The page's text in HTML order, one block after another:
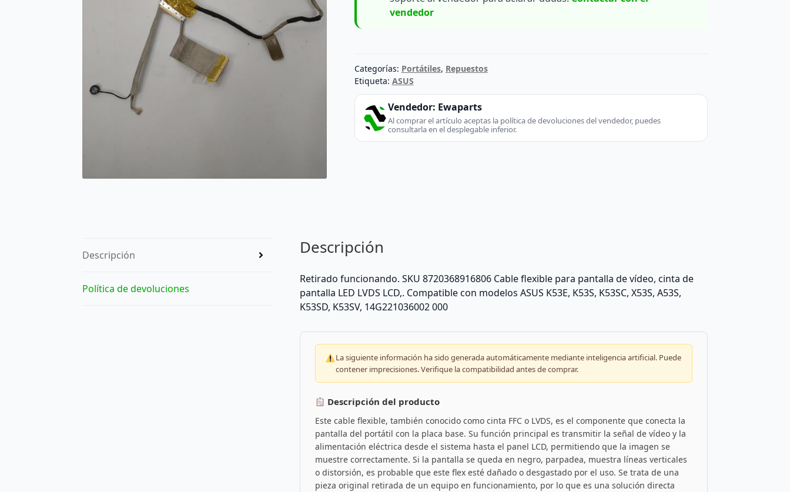
vendedor
Categorías: Portátiles, Repuestos
Etiqueta: ASUS
Vendedor: Ewaparts
Al comprar el artículo aceptas la política de devoluciones del vendedor, puedes
consultarla en el desplegable inferior.
Descripción
Política de devoluciones
Descripción
Retirado funcionando. SKU 8720368916806 Cable flexible para pantalla de vídeo, cinta de
pantalla LED LVDS LCD,. Compatible con modelos ASUS K53E, K53S, K53SC, X53S, A53S,
K53SD, K53SV, 14G221036002 000
La siguiente información ha sido generada automáticamente mediante inteligencia artificial. Puede
contener imprecisiones. Verifique la compatibilidad antes de comprar.
Descripción del producto
Este cable flexible, también conocido como cinta FFC o LVDS, es el componente que conecta la
pantalla del portátil con la placa base. Su función principal es transmitir la señal de vídeo y la
alimentación eléctrica desde el sistema hasta el panel LCD, permitiendo que la imagen se
muestre correctamente. Si la pantalla se queda en negro, parpadea, muestra líneas verticales
o distorsión, es probable que este flex esté dañado o desgastado por el uso. Se trata de una
pieza original retirada de un equipo en funcionamiento, por lo que es una solución directa